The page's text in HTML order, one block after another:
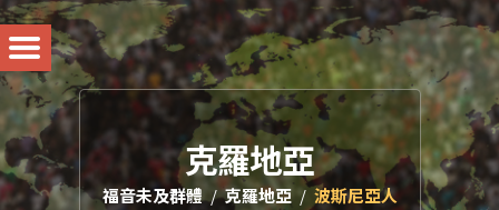
克羅地亞
福音未及群體 克羅地亞 波斯尼亞人